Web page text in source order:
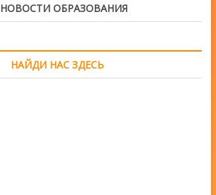
НОВОСТИ ОБРАЗОВАНИЯ
НАЙДИ НАС ЗДЕСЬ